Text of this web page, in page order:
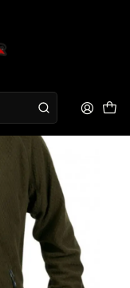
Pursuit-Mfz